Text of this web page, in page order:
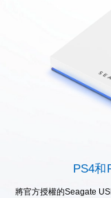
PS4和
將官方授權的Seagate